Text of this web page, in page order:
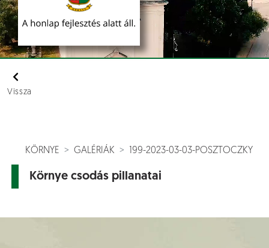
Vissza
KÖRNYE GALÉRIÁK 199-2023-03-03-POSZTOCZKY
Környe csodás pillanatai
Aloldalak [ ]